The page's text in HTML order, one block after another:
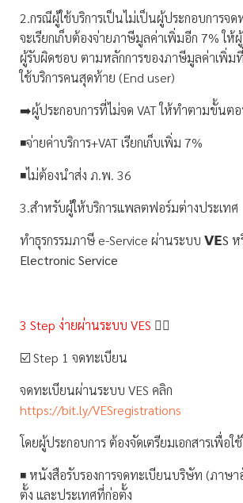
2.กรณีผู้ใช้บริการเป็นไม่เป็นผู้ประกอบการจด
จะเรียกเก็บต้องจ่ายภาษีมูลค่าเพิ่มอีก 7% ให้
ผู้รับผิดชอบ ตามหลักการของภาษีมูลค่าเพิ่มที่
ใช้บริการคนสุดท้าย (End user)
➡️ผู้ประกอบการที่ไม่จด VAT ให้ทำตามขั้นต
◾️จ่ายค่าบริการ+VAT เรียกเก็บเพิ่ม 7%
◾️ไม่ต้องนำส่ง ภ.พ. 36
3.สำหรับผู้ให้บริการแพลตฟอร์มต่างประเทศ
ทำธุรกรรมภาษี e-Service ผ่านระบบ 𝗩𝗘S ห
Electronic Service
3 Step ง่ายผ่านระบบ VES 🙋‍♀️
☑️ Step 1 จดทะเบียน
จดทะเบียนผ่านระบบ VES คลิก
https://bit.ly/VESregistrations
โดยผู้ประกอบการ ต้องจัดเตรียมเอกสารเพื่อใ
◾️ หนังสือรับรองการจดทะเบียนบริษัท (ภาษ
ตั้ง และประเทศที่ก่อตั้ง